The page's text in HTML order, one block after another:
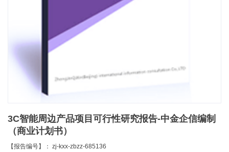
3C智能周边产品项目可行性研究报告-中金企信编制
（商业计划书）
【报告编号】： zj-kxx-zbzz-685136